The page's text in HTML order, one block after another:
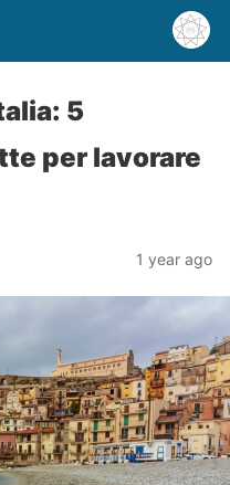
5
per lavorare
1 year ago